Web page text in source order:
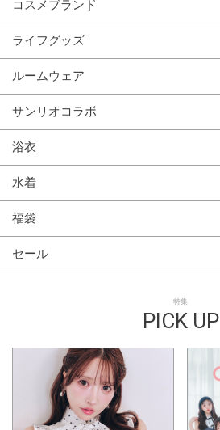
コスメブランド
ライフグッズ
ルームウェア
サンリオコラボ
浴衣
水着
福袋
セール
特集
PICK UP